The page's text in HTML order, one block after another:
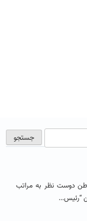
دوست نظر به مراتب
“رئیس...